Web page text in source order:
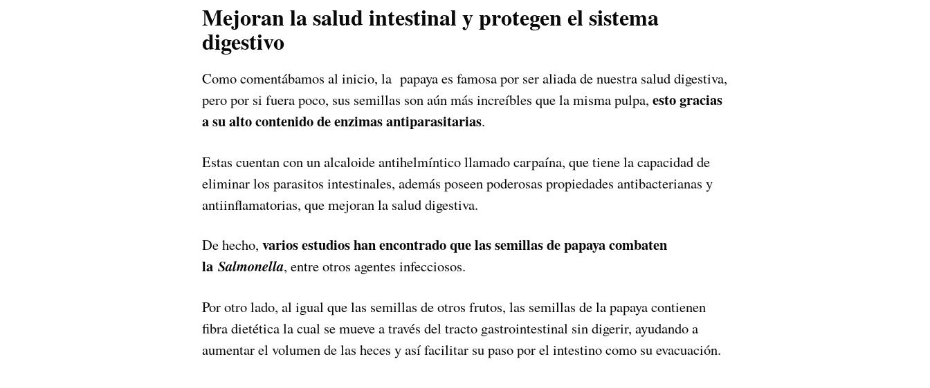
Mejoran la salud intestinal y protegen el sistema
digestivo
Como comentábamos al inicio, la papaya es famosa por ser aliada de nuestra salud digestiva,
pero por si fuera poco, sus semillas son aún más increíbles que la misma pulpa, esto gracias
a su alto contenido de enzimas antiparasitarias.
Estas cuentan con un alcaloide antihelmíntico llamado carpaína, que tiene la capacidad de
eliminar los parasitos intestinales, además poseen poderosas propiedades antibacterianas y
antiinflamatorias, que mejoran la salud digestiva.
De hecho, varios estudios han encontrado que las semillas de papayacombaten
la Salmonella, entre otros agentes infecciosos.
Por otro lado, al igual que las semillas de otros frutos, las semillas de la papaya contienen
fibra dietética la cual se mueve a través del tracto gastrointestinal sin digerir, ayudando a
aumentar el volumen de las heces y así facilitar su paso por el intestino como su evacuación.